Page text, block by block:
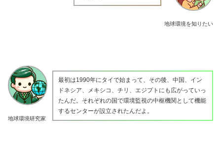
地球環境を知りたい
地球環境研究家
最初は1990年にタイで始まって、その後、中国、イン
ドネシア、メキシコ、チリ、エジプトにも広がっていっ
たんだ。それぞれの国で環境監視の中枢機関として機能
するセンターが設立されたんだよ。